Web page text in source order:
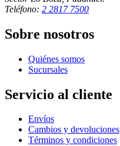
Teléfono: 2 2817 7500
Sobre nosotros
Quiénes somos
Sucursales
Servicio al cliente
Envíos
Cambios y devoluciones
Términos y condiciones